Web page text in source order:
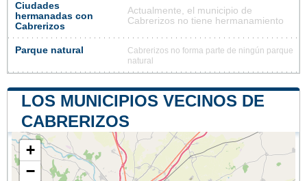
Ciudades
hermanadas con
Cabrerizos
Actualmente, el municipio de
Cabrerizos no tiene hermanamiento
Parque natural
Cabrerizos no forma parte de ningún parque
natural
LOS MUNICIPIOS VECINOS DE
CABRERIZOS
+
−